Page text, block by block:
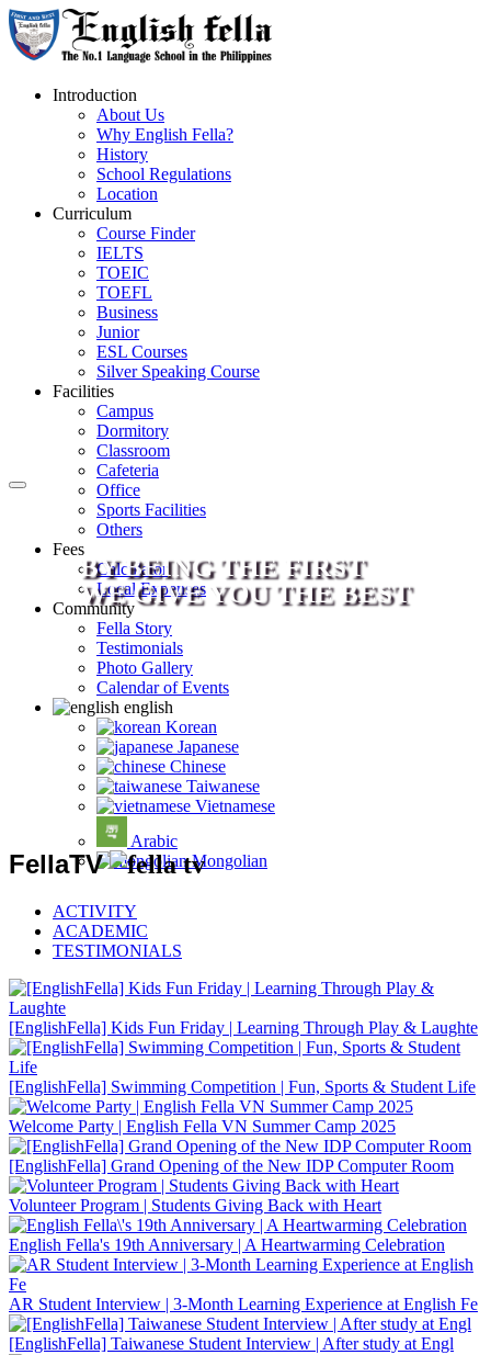
Introduction
About Us
Why English Fella?
History
School Regulations
Location
Curriculum
Course Finder
IELTS
TOEIC
TOEFL
Business
Junior
ESL Courses
Silver Speaking Course
Facilities
Campus
Dormitory
Classroom
Cafeteria
Office
Sports Facilities
Others
Fees
Calculator
Local Expenses
Community
Fella Story
Testimonials
Photo Gallery
Calendar of Events
english
Korean
Japanese
Chinese
Taiwanese
Vietnamese
Arabic
Mongolian
BY BEING THE FIRST
WE GIVE YOU THE BEST
FellaTV
ACTIVITY
ACADEMIC
TESTIMONIALS
[EnglishFella] Kids Fun Friday | Learning Through Play & Laughte
[EnglishFella] Swimming Competition | Fun, Sports & Student Life
Welcome Party | English Fella VN Summer Camp 2025
[EnglishFella] Grand Opening of the New IDP Computer Room
Volunteer Program | Students Giving Back with Heart
English Fella's 19th Anniversary | A Heartwarming Celebration
AR Student Interview | 3-Month Learning Experience at English Fe
[EnglishFella] Taiwanese Student Interview | After study at Engl